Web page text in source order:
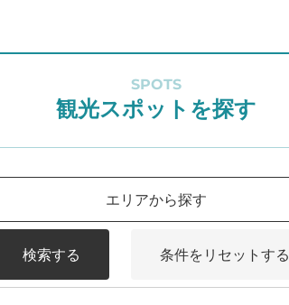
SPOTS
観光スポットを探す
エリアから探す
検索する 条件をリセットする